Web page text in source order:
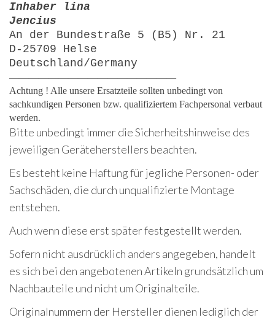
Inhaber lina
Jencius
An der Bundestraße 5 (B5) Nr. 21
D-25709 Helse
Deutschland/Germany
—————————————————
Achtung ! Alle unsere Ersatzteile sollten unbedingt von
sachkundigen Personen bzw. qualifiziertem Fachpersonal verbaut
werden.
Bitte unbedingt immer die Sicherheitshinweise des
jeweiligen Geräteherstellers beachten.
Es besteht keine Haftung für jegliche Personen- oder
Sachschäden, die durch unqualifizierte Montage
entstehen.
Auch wenn diese erst später festgestellt werden.
Sofern nicht ausdrücklich anders angegeben, handelt
es sich bei den angebotenen Artikeln grundsätzlich um
Nachbauteile und nicht um Originalteile.
Originalnummern der Hersteller dienen lediglich der